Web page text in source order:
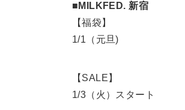
■MILKFED. 新宿
【福袋】
1/1（元旦)
【SALE】
1/3（火）スタート